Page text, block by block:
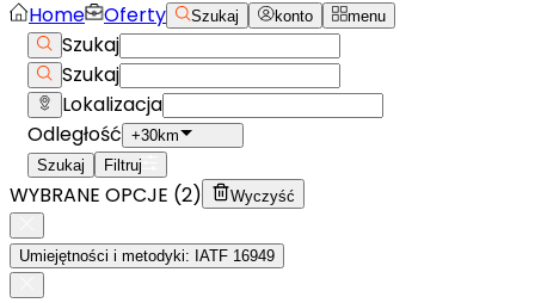
Home Oferty Szukaj konto menu
Szukaj
Szukaj
Lokalizacja
Odległość +30km
Szukaj
Filtruj
WYBRANE OPCJE (2) Wyczyść
Umiejętności i metodyki: IATF 16949